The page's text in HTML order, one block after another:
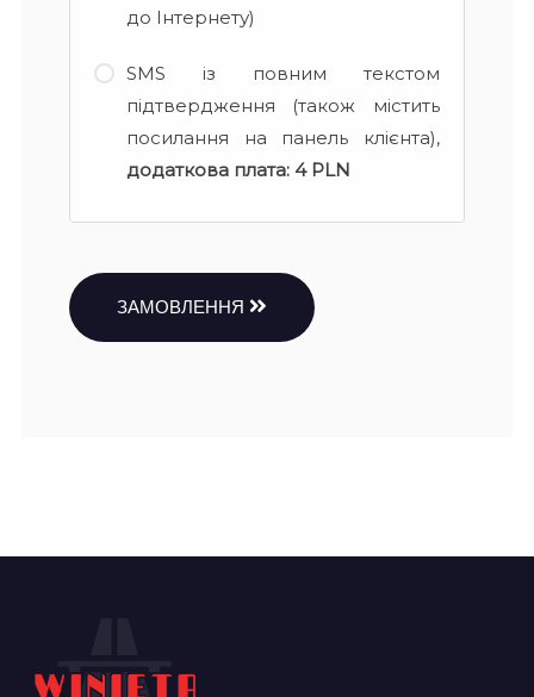
до Інтернету)
SMS із повним текстом
підтвердження (також містить
посилання на панель клієнта),
додаткова плата: 4 PLN
ЗАМОВЛЕННЯ